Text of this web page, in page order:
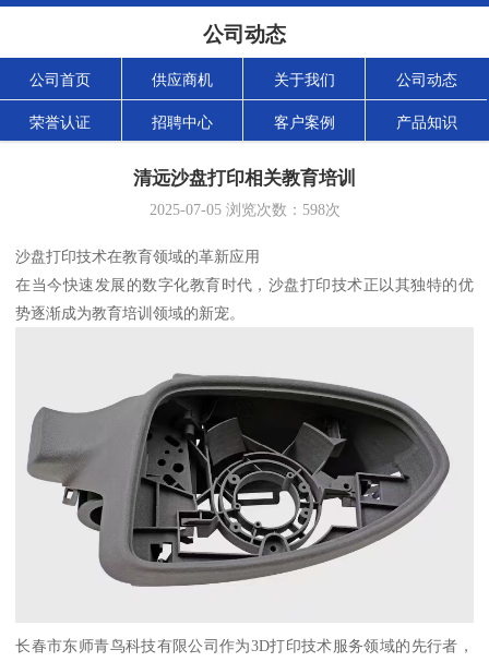
公司动态
公司首页 供应商机 关于我们 公司动态
荣誉认证 招聘中心 客户案例 产品知识
清远沙盘打印相关教育培训
2025-07-05浏览次数： 598次
沙盘打印技术在教育领域的革新应用
在当今快速发展的数字化教育时代，沙盘打印技术正以其独特的优
势逐渐成为教育培训领域的新宠。
长春市东师青鸟科技有限公司作为3D打印技术服务领域的先行者，